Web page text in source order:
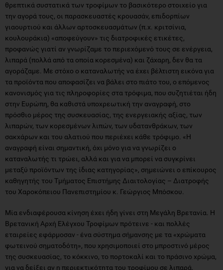
θρεπτικά συστατικά των τροφίμων το βασικότερο στοιχείο για
την αγορά τους, οι παρασκευαστές κρουασάν, επιδορπίων
γιαουρτιού και άλλων αρτοσκευασμάτων (π.χ. κριτσίνια,
κουλουράκια) «αποφεύγουν» τις διατροφικές ετικέτες,
προφανώς γιατί αν γνωρίζαμε το περιεχόμενό τους σε ενέργεια,
λιπαρά (πολλά από τα οποία κορεσμένα) και ζάχαρη, δεν θα τα
αγοράζαμε. Με στόχο ο καταναλωτής να έχει βέλτιστη εικόνα για
τα προϊόντα που αποφασίζει να βάλει στο πιάτο του, ο επόμενος
κανονισμός για τις πληροφορίες στα τρόφιμα, που συζητιέται ήδη
στην Ευρώπη, θα καθιστά υποχρεωτική την αναγραφή, στο
πρόσθιο μέρος της συσκευασίας, της ενεργειακής αξίας, των
λιπαρών, των κορεσμένων λιπών, των υδατανθράκων, των
σακχάρων και του αλατιού που περιέχει κάθε τρόφιμο. «Η
αναγραφή είναι σημαντική, όχι μόνο για να γνωρίζει ο
καταναλωτής τι τρώει, αλλά και για να μπορεί να συγκρίνει
μεταξύ προϊόντων της ίδιας κατηγορίας», σημειώνει ο επίκουρος
καθηγητής του Τμήματος Επιστήμης Διαιτολογίας – Διατροφής
του Χαροκόπειου Πανεπιστημίου κ. Γεώργιος Μπόσκου.
Μία ενδιαφέρουσα κίνηση έχει ήδη γίνει στη Μεγάλη Βρετανία. Η
Βρετανική Αρχή Ελέγχου Τροφίμων πρότεινε - και πολλές
εταιρείες εφάρμοσαν - ένα σύστημα σήμανσης με τα «χρώματα
φωτεινού σηματοδότη», που χρησιμοποιεί στο μπροστινό μέρος
της συσκευασίας, το κόκκινο, το πορτοκαλί και το πράσινο χρώμα,
για να δείξει αν η περιεκτικότητα του τροφίμου σε λιπαρά,